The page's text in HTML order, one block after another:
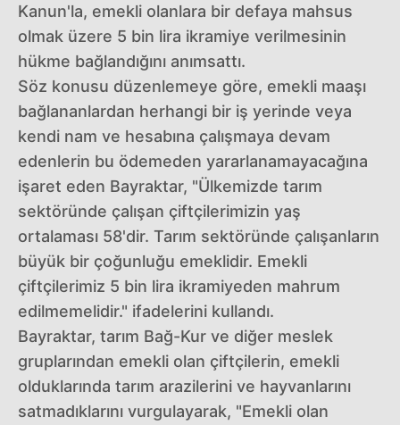
Kanun'la, emekli olanlara bir defaya mahsus
olmak üzere 5 bin lira ikramiye verilmesinin
hükme bağlandığını anımsattı.
Söz konusu düzenlemeye göre, emekli maaşı
bağlananlardan herhangi bir iş yerinde veya
kendi nam ve hesabına çalışmaya devam
edenlerin bu ödemeden yararlanamayacağına
işaret eden Bayraktar, "Ülkemizde tarım
sektöründe çalışan çiftçilerimizin yaş
ortalaması 58'dir. Tarım sektöründe çalışanların
büyük bir çoğunluğu emeklidir. Emekli
çiftçilerimiz 5 bin lira ikramiyeden mahrum
edilmemelidir." ifadelerini kullandı.
Bayraktar, tarım Bağ-Kur ve diğer meslek
gruplarından emekli olan çiftçilerin, emekli
olduklarında tarım arazilerini ve hayvanlarını
satmadıklarını vurgulayarak, "Emekli olan